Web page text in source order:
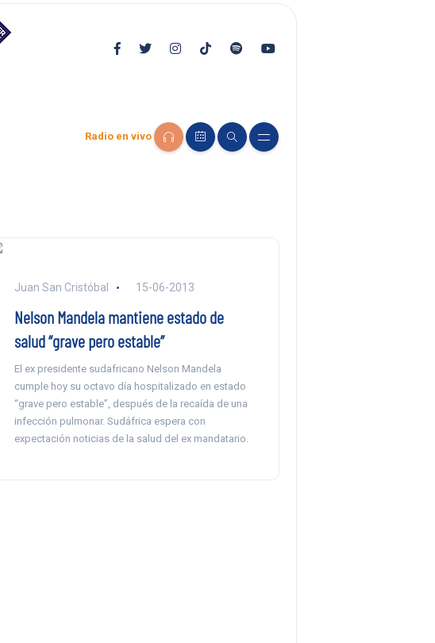
Radio en vivo
Juan San Cristóbal 15-06-2013
Nelson Mandela mantiene estado de
salud “grave pero estable”
El ex presidente sudafricano Nelson Mandela
cumple hoy su octavo día hospitalizado en estado
“grave pero estable”, después de la recaída de una
infección pulmonar. Sudáfrica espera con
expectación noticias de la salud del ex mandatario.